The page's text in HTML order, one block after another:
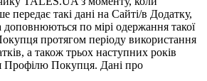
передає такі дані на Сайті/в Додатку,
по мірі одержання такої
протягом періоду використання
а також трьох наступних років
Профілю Покупця. Дані про